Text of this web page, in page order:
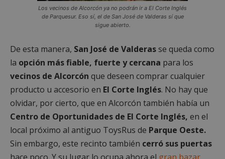
Los vecinos de Alcorcón ya no podrán ir a El Corte Inglés
de Parquesur. Eso sí, el de San José de Valderas sí que
sigue abierto.
De esta manera, San José de Valderasse queda como
la opción más fiable, fuerte y cercana para los
vecinos de Alcorcón que deseen comprar cualquier
producto u accesorio en El Corte Inglés. No hay que
olvidar, por cierto, que en Alcorcón también había un
Centro de Oportunidades de El Corte Inglés, en el
local próximo al antiguo ToysRus de Parque Oeste.
Sin embargo, este recinto también cerró sus puertas
Cookies de
preferencias
Cookies de
funcionalidad
Cookies no clasificadas
Cookies estrictamente necesarias
Cookies de rendimiento
Cookies de preferencias